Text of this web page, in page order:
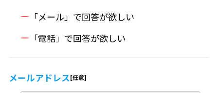
「メール」で回答が欲しい
「電話」で回答が欲しい
メールアドレス